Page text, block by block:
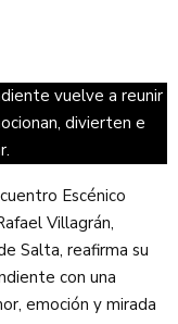
vuelve a reunir
divierten e
Escénico
Villagrán,
Salta, reafirma su
con una
emoción y mirada